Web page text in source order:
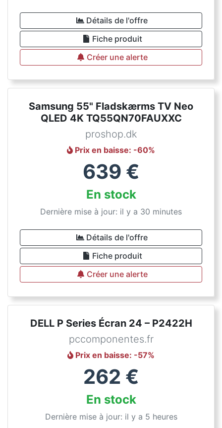
Détails de l'offre
Fiche produit
Créer une alerte
Samsung 55" Fladskærms TV Neo
QLED 4K TQ55QN70FAUXXC
proshop.dk
Prix en baisse: -60%
639 €
En stock
Dernière mise à jour: il y a 30 minutes
Détails de l'offre
Fiche produit
Créer une alerte
DELL P Series Écran 24 – P2422H
pccomponentes.fr
Prix en baisse: -57%
262 €
En stock
Dernière mise à jour: il y a 5 heures